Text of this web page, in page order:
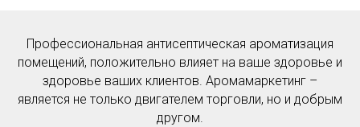
Профессиональная антисептическая ароматизация
помещений, положительно влияет на ваше здоровье и
здоровье ваших клиентов. Аромамаркетинг –
является не только двигателем торговли, но и добрым
другом.